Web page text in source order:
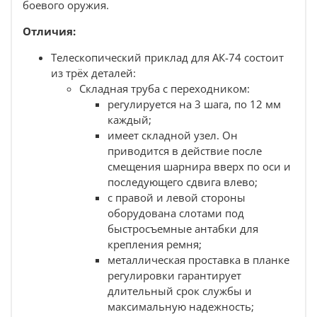
приклада позволит легко вернуться на
мылом или порошком. Поверхность устойчива к
появлению мелких царапин;
Армированный стекловолокном полимер хорошо
переносит оружейную химию, мороз и жару, не
боится случайных ударов;
Телескопический приклад для АКМ доступен в
трех расцветках: черный, олива, пустыня.
АКМ, АК-74.
быстросъемными антабками.
по желанию база может быть заменена на любую
другую в стандарте commercial, в том числе:
TBS Sharp.
Взаимозаменяем:
комплектом приклада на АКМ.
боевого оружия.
Отличия:
Телескопический приклад для АК-74 состоит
из трёх деталей:
Складная труба с переходником:
регулируется на 3 шага, по 12 мм
каждый;
имеет складной узел. Он
приводится в действие после
смещения шарнира вверх по оси и
последующего сдвига влево;
с правой и левой стороны
оборудована слотами под
быстросъемные антабки для
крепления ремня;
металлическая проставка в планке
регулировки гарантирует
длительный срок службы и
максимальную надежность;